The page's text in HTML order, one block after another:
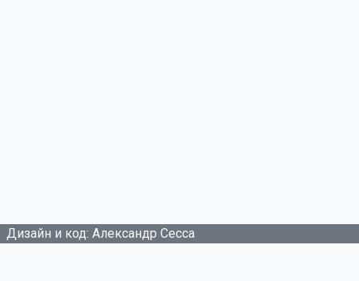
Дизайн и код: Александр Сесса